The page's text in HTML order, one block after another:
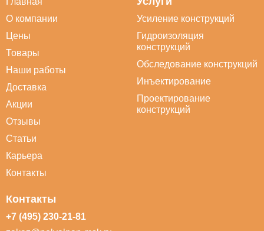
О компании
Цены
Товары
Наши работы
Доставка
Акции
Отзывы
Статьи
Карьера
Контакты
Усиление конструкций
Гидроизоляция
конструкций
Обследование конструкций
Инъектирование
Проектирование
конструкций
Контакты
+7 (495) 230-21-81